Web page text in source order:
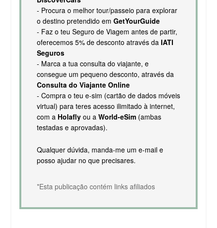
- Procura o melhor tour/passeio para explorar
o destino pretendido em GetYourGuide
- Faz o teu Seguro de Viagem antes de partir,
oferecemos 5% de desconto através da IATI
Seguros
- Marca a tua consulta do viajante, e
consegue um pequeno desconto, através da
Consulta do Viajante Online
- Compra o teu e-sim (cartão de dados móveis
virtual) para teres acesso ilimitado à internet,
com a Holaflyou a World-eSim(ambas
testadas e aprovadas).
Qualquer dúvida, manda-me um e-mail e
posso ajudar no que precisares.
*Esta publicação contém links afiliados